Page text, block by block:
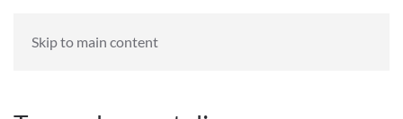
Skip to main content